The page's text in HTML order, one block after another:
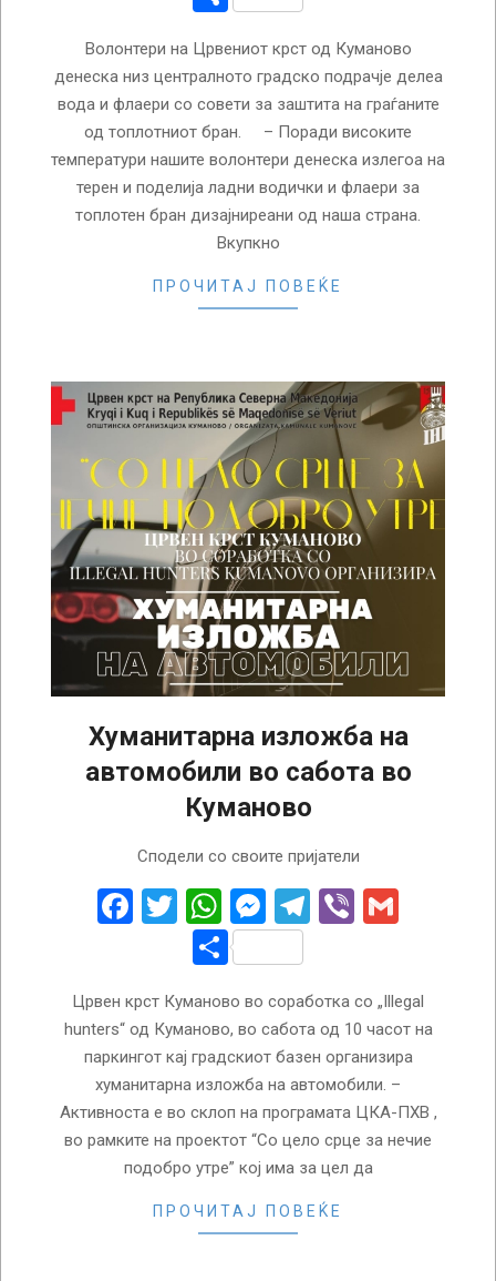
Волонтери на Црвениот крст од Куманово
денеска низ централното градско подрачје делеа
вода и флаери со совети за заштита на граѓаните
од топлотниот бран. – Поради високите
температури нашите волонтери денеска излегоа на
терен и поделија ладни водички и флаери за
топлотен бран дизајниреани од наша страна.
Вкупкно
ПРОЧИТАЈ ПОВЕЌЕ
Хуманитарна изложба на
автомобили во сабота во
Куманово
Сподели со своите пријатели
Facebook
Twitter
WhatsApp
Messenger
Telegram
Viber
Share
Црвен крст Куманово во соработка со „Illegal
hunters“ од Куманово, во сабота од 10 часот на
паркингот кај градскиот базен организира
хуманитарна изложба на автомобили. –
Активноста е во склоп на програмата ЦКА-ПХВ ,
во рамките на проектот “Со цело срце за нечие
подобро утре” кој има за цел да
ПРОЧИТАЈ ПОВЕЌЕ